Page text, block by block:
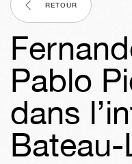
RETOUR
Pablo
dans